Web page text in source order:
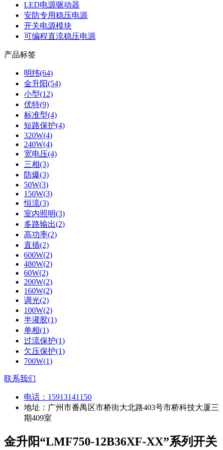
LED电源驱动器
安防专用稳压电源
开关电源模块
可编程直流稳压电源
产品标签
明纬(64)
金升阳(54)
小型(12)
优特(9)
标准型(4)
短路保护(4)
320W(4)
240W(4)
宽电压(4)
三相(3)
防爆(3)
50W(3)
150W(3)
恒流(3)
室内照明(3)
多路输出(2)
高功率(2)
直插(2)
600W(2)
480W(2)
60W(2)
200W(2)
160W(2)
调光(2)
100W(2)
半灌胶(1)
单相(1)
过流保护(1)
欠压保护(1)
700W(1)
联系我们
电话： 15913141150
地址：广州市番禺区市桥街大北路403号市桥科技大厦三
期409室
金升阳“LMF750-12B36XF-XX”系列开关